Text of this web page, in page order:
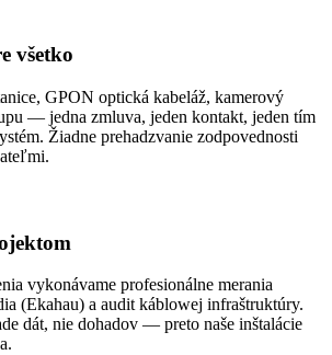
všetko
GPON optická kabeláž, kamerový
— jedna zmluva, jeden kontakt, jeden tím
Žiadne prehadzvanie zodpovednosti
vykonávame profesionálne merania
(Ekahau) a audit káblowej infraštruktúry.
dát, nie dohadov — preto naše inštalácie